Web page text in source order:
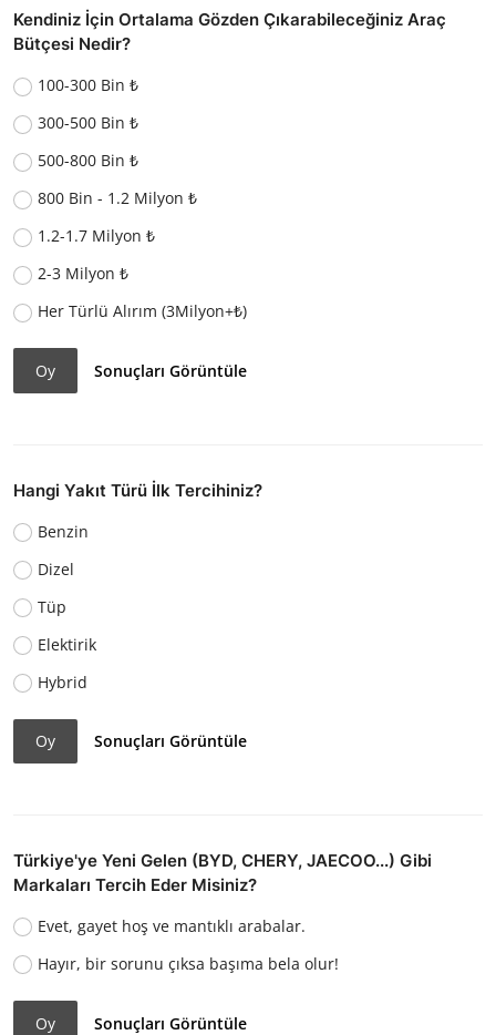
Kendiniz İçin Ortalama Gözden Çıkarabileceğiniz Araç
Bütçesi Nedir?
100-300 Bin ₺
300-500 Bin ₺
500-800 Bin ₺
800 Bin - 1.2 Milyon ₺
1.2-1.7 Milyon ₺
2-3 Milyon ₺
Her Türlü Alırım (3Milyon+₺)
Oy Sonuçları Görüntüle
Hangi Yakıt Türü İlk Tercihiniz?
Benzin
Dizel
Tüp
Elektirik
Hybrid
Oy Sonuçları Görüntüle
Türkiye'ye Yeni Gelen (BYD, CHERY, JAECOO...) Gibi
Markaları Tercih Eder Misiniz?
Evet, gayet hoş ve mantıklı arabalar.
Hayır, bir sorunu çıksa başıma bela olur!
Oy Sonuçları Görüntüle